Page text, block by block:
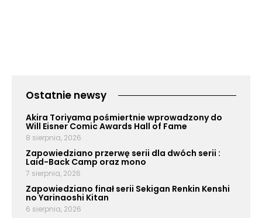
Ostatnie newsy
Akira Toriyama pośmiertnie wprowadzony do
Will Eisner Comic Awards Hall of Fame
8 sierpnia, 2026
Zapowiedziano przerwę serii dla dwóch serii :
Laid-Back Camp oraz mono
7 sierpnia, 2026
Zapowiedziano finał serii Sekigan Renkin Kenshi
no Yarinaoshi Kitan
6 sierpnia, 2026